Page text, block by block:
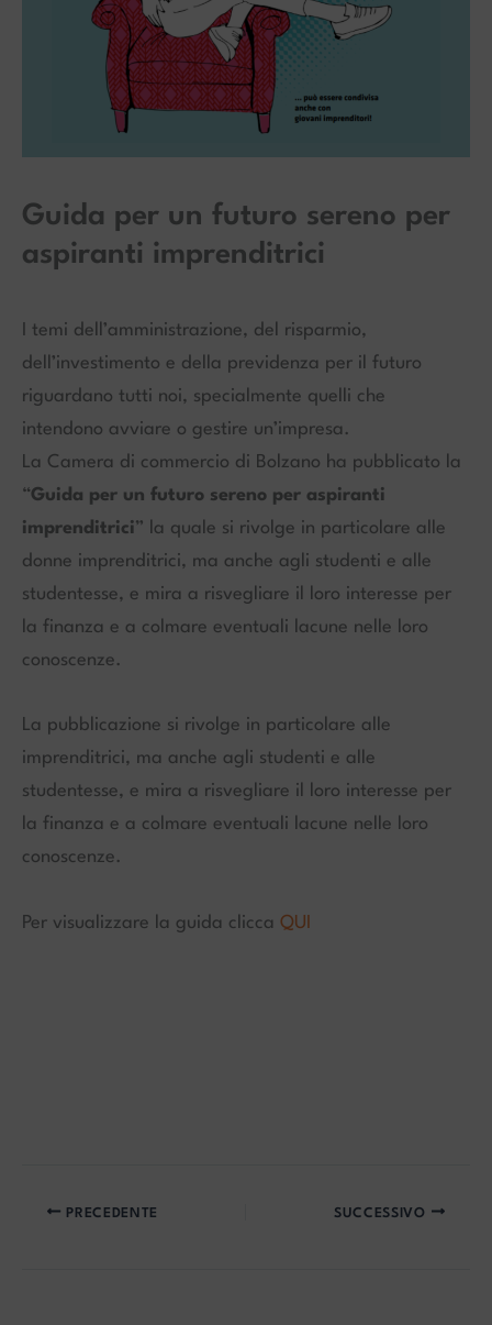
Guida per un futuro sereno per
aspiranti imprenditrici
I temi dell’amministrazione, del risparmio,
dell’investimento e della previdenza per il futuro
riguardano tutti noi, specialmente quelli che
intendono avviare o gestire un’impresa.
La Camera di commercio di Bolzano ha pubblicato la
“Guida per un futuro sereno per aspiranti
imprenditrici” la quale si rivolge in particolare alle
donne imprenditrici, ma anche agli studenti e alle
studentesse, e mira a risvegliare il loro interesse per
la finanza e a colmare eventuali lacune nelle loro
conoscenze.
La pubblicazione si rivolge in particolare alle
imprenditrici, ma anche agli studenti e alle
studentesse, e mira a risvegliare il loro interesse per
la finanza e a colmare eventuali lacune nelle loro
conoscenze.
Per visualizzare la guida clicca QUI
PRECEDENTE SUCCESSIVO